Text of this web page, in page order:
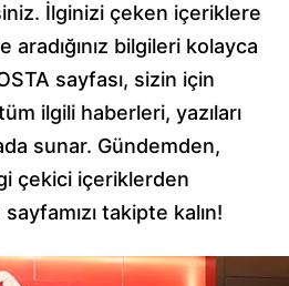
İlginizi çeken içeriklere
aradığınız bilgileri kolayca
sayfası, sizin için
ilgili haberleri, yazıları
sunar. Gündemden,
çekici içeriklerden
takipte kalın!